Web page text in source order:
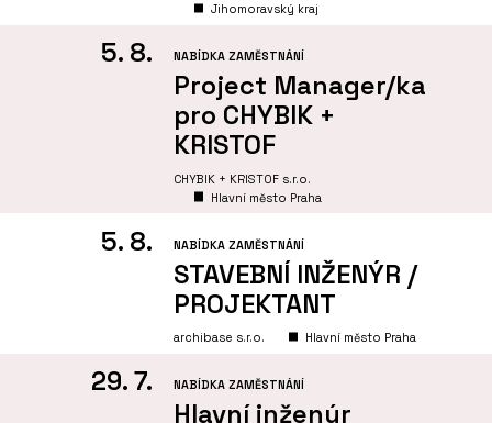
Jihomoravský kraj
5. 8. NABÍDKA ZAMĚSTNÁNÍ
Project Manager/ka
pro CHYBIK +
KRISTOF
CHYBIK + KRISTOF s.r.o.
Hlavní město Praha
5. 8. NABÍDKA ZAMĚSTNÁNÍ
STAVEBNÍ INŽENÝR /
PROJEKTANT
archibase s.r.o. Hlavní město Praha
29. 7. NABÍDKA ZAMĚSTNÁNÍ
Hlavní inženýr